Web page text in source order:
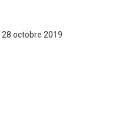
28 octobre 2019